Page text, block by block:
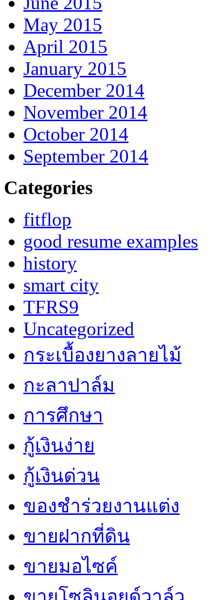
May 2015
April 2015
January 2015
December 2014
November 2014
October 2014
September 2014
Categories
fitflop
good resume examples
history
smart city
TFRS9
Uncategorized
กระเบื้องยางลายไม้
กะลาปาล์ม
การศึกษา
กู้เงินง่าย
กู้เงินด่วน
ของชำร่วยงานแต่ง
ขายฝากที่ดิน
ขายมอไซค์